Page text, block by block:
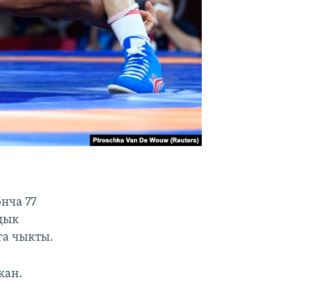
77
чыкты.